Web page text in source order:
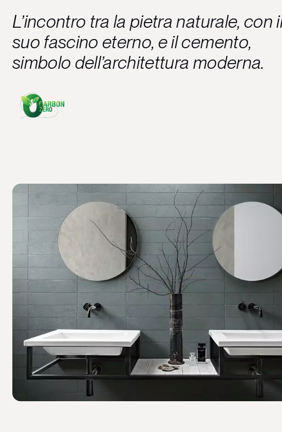
L’incontro tra la pietra naturale, con
suo fascino eterno, e il cemento,
simbolo dell’architettura moderna.